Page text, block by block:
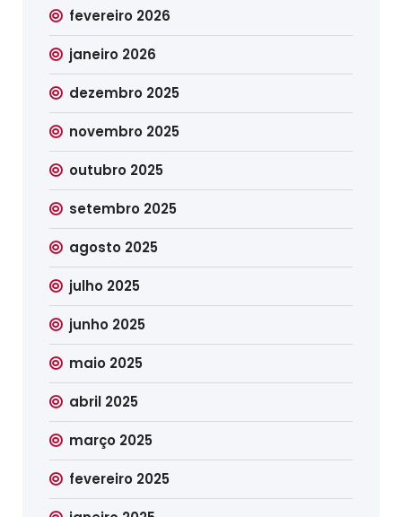
fevereiro 2026
janeiro 2026
dezembro 2025
novembro 2025
outubro 2025
setembro 2025
agosto 2025
julho 2025
junho 2025
maio 2025
abril 2025
março 2025
fevereiro 2025